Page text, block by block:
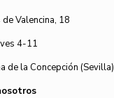
Valencina, 18
4-11
de la Concepción (Sevilla)